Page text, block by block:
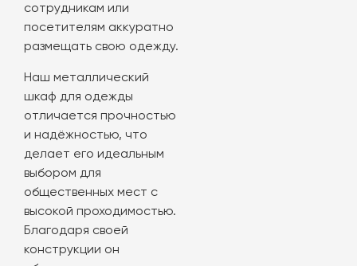
сотрудникам или
посетителям аккуратно
размещать свою одежду.
Наш металлический
шкаф для одежды
отличается прочностью
и надёжностью, что
делает его идеальным
выбором для
общественных мест с
высокой проходимостью.
Благодаря своей
конструкции он